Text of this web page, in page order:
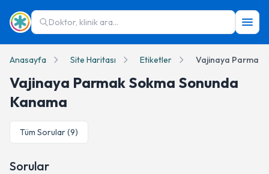
Doktor, klinik ara...
Anasayfa Site Haritası Etiketler Vajinaya Parmak
Vajinaya Parmak Sokma Sonunda
Kanama
Tüm Sorular (9)
Sorular